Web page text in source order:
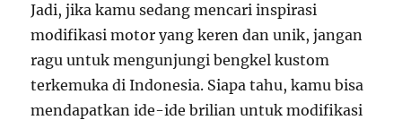
Jadi, jika kamu sedang mencari inspirasi
modifikasi motor yang keren dan unik, jangan
ragu untuk mengunjungi bengkel kustom
terkemuka di Indonesia. Siapa tahu, kamu bisa
mendapatkan ide-ide brilian untuk modifikasi